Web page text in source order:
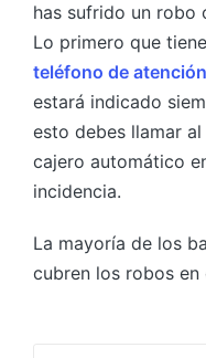
has sufrido un robo
Lo primero que
teléfono de
estará indicado
esto debes llamar
cajero automático
incidencia.
La mayoría de los
cubren los robos